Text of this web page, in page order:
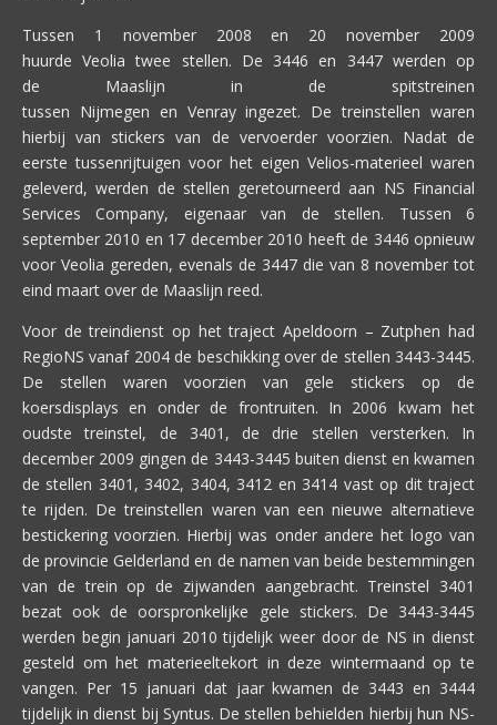
Tussen 1 november 2008 en 20 november 2009
huurde Veolia twee stellen. De 3446 en 3447 werden op
de Maaslijn in de spitstreinen
tussen Nijmegen en Venray ingezet. De treinstellen waren
hierbij van stickers van de vervoerder voorzien. Nadat de
eerste tussenrijtuigen voor het eigen Velios-materieel waren
geleverd, werden de stellen geretourneerd aan NS Financial
Services Company, eigenaar van de stellen. Tussen 6
september 2010 en 17 december 2010 heeft de 3446 opnieuw
voor Veolia gereden, evenals de 3447 die van 8 november tot
eind maart over de Maaslijn reed.
Voor de treindienst op het traject Apeldoorn – Zutphen had
RegioNS vanaf 2004 de beschikking over de stellen 3443-3445.
De stellen waren voorzien van gele stickers op de
koersdisplays en onder de frontruiten. In 2006 kwam het
oudste treinstel, de 3401, de drie stellen versterken. In
december 2009 gingen de 3443-3445 buiten dienst en kwamen
de stellen 3401, 3402, 3404, 3412 en 3414 vast op dit traject
te rijden. De treinstellen waren van een nieuwe alternatieve
bestickering voorzien. Hierbij was onder andere het logo van
de provincie Gelderland en de namen van beide bestemmingen
van de trein op de zijwanden aangebracht. Treinstel 3401
bezat ook de oorspronkelijke gele stickers. De 3443-3445
werden begin januari 2010 tijdelijk weer door de NS in dienst
gesteld om het materieeltekort in deze wintermaand op te
vangen. Per 15 januari dat jaar kwamen de 3443 en 3444
tijdelijk in dienst bij Syntus. De stellen behielden hierbij hun NS-